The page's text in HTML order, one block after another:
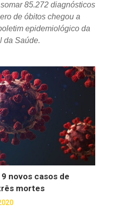
85.272 diagnósticos
de óbitos chegou a
epidemiológico da
da Saúde.
novos casos de
mortes